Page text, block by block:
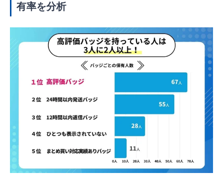
有率を分析